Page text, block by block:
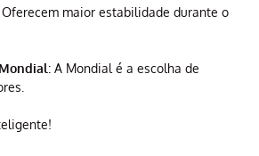
Oferecem maior estabilidade durante o
: A Mondial é a escolha de